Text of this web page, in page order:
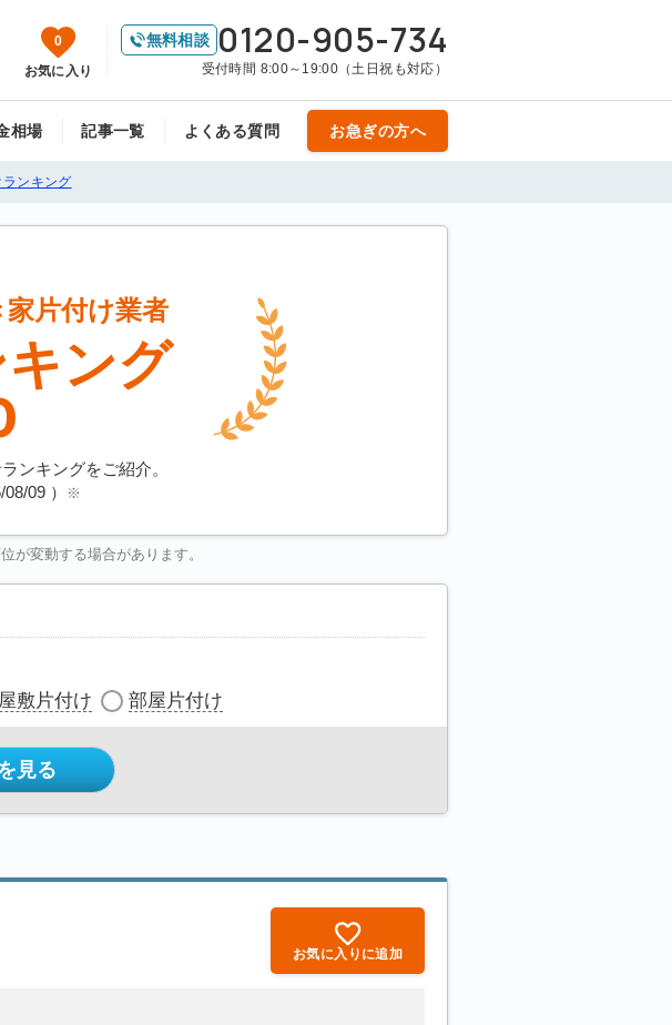
0
お気に入り
無料相談 0120-905-734
受付時間 8:00～19:00（土日祝も対応）
相場 記事一覧 よくある質問 お急ぎの方へ
ンキング
家片付け業者
ング
ンキングをご紹介。
08/09） ※
が変動する場合があります。
敷片付け 部屋片付け
見る
お気に入りに追加